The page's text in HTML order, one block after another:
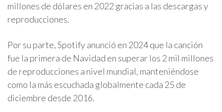
millones de dólares en 2022 gracias a las descargas y
reproducciones.
Por su parte, Spotify anunció en 2024 que la canción
fue la primera de Navidad en superar los 2 mil millones
de reproducciones a nivel mundial, manteniéndose
como la más escuchada globalmente cada 25 de
diciembre desde 2016.